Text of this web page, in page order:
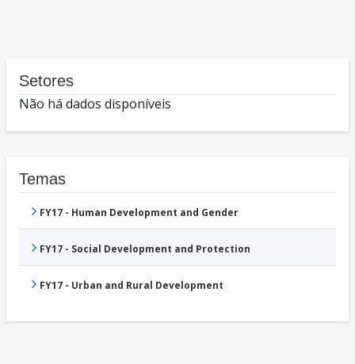
Setores
Não há dados disponíveis
Temas
FY17 - Human Development and Gender
FY17 - Social Development and Protection
FY17 - Urban and Rural Development